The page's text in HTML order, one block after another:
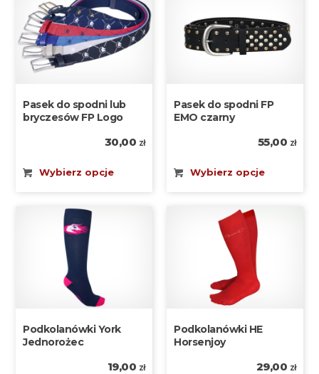
Pasek do spodni lub
bryczesów FP Logo
30,00 zł
Wybierz opcje
Pasek do spodni FP
EMO czarny
55,00 zł
Wybierz opcje
Podkolanówki York
Jednorożec
19,00 zł
Podkolanówki HE
Horsenjoy
29,00 zł